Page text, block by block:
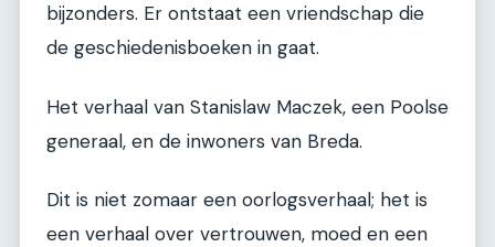
bijzonders. Er ontstaat een vriendschap die
de geschiedenisboeken in gaat.
Het verhaal van Stanislaw Maczek, een Poolse
generaal, en de inwoners van Breda.
Dit is niet zomaar een oorlogsverhaal; het is
een verhaal over vertrouwen, moed en een